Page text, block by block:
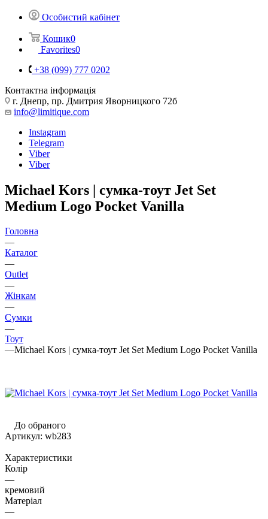
Особистий кабінет
Кошик0
Favorites0
+38 (099) 777 0202
Контактна інформація
г. Днепр, пр. Дмитрия Яворницкого 72б
info@limitique.com
Instagram
Telegram
Viber
Viber
Michael Kors | сумка-тоут Jet Set
Medium Logo Pocket Vanilla
Головна
—
Каталог
—
Outlet
—
Жінкам
—
Сумки
—
Тоут
—Michael Kors | сумка-тоут Jet Set Medium Logo Pocket Vanilla
До обраного
Артикул: wb283
Характеристики
Колір
—
кремовий
Матеріал
—